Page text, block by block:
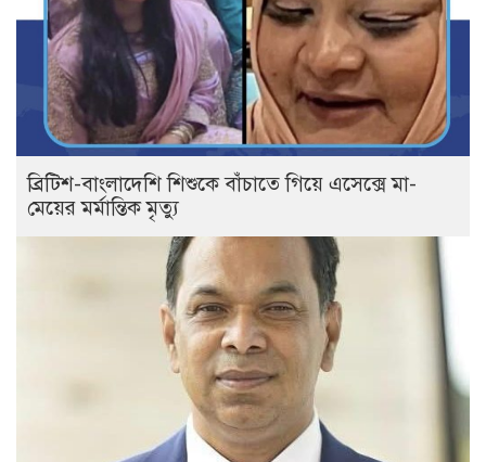
ব্রিটিশ-বাংলাদেশি শিশুকে বাঁচাতে গিয়ে এসেক্সে মা-
মেয়ের মর্মান্তিক মৃত্যু